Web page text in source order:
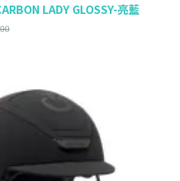
LADY GLOSSY-亮藍